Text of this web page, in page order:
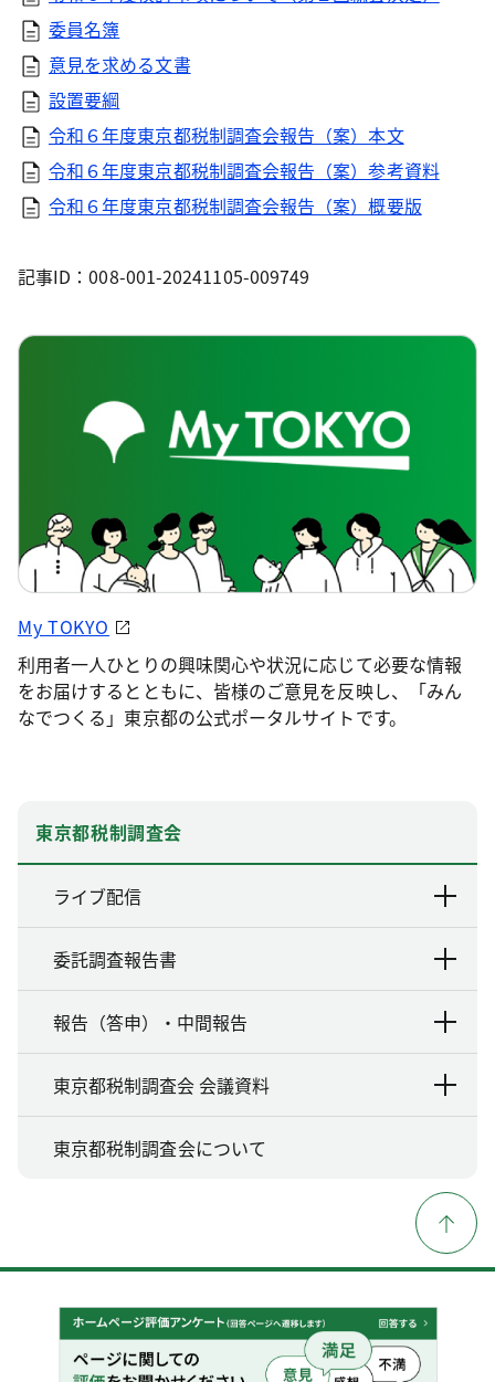
委員名簿
意見を求める文書
設置要綱
令和６年度東京都税制調査会報告（案）本文
令和６年度東京都税制調査会報告（案）参考資料
令和６年度東京都税制調査会報告（案）概要版
記事ID：008-001-20241105-009749
My TOKYO
利用者一人ひとりの興味関心や状況に応じて必要な情報
をお届けするとともに、皆様のご意見を反映し、「みん
なでつくる」東京都の公式ポータルサイトです。
東京都税制調査会
ライブ配信
委託調査報告書
報告（答申）・中間報告
東京都税制調査会 会議資料
東京都税制調査会について